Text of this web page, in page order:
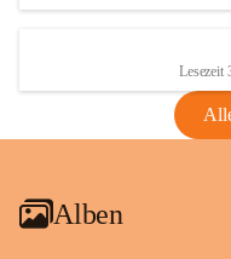
1 Seite•1,4 MB
VBl. EU Nr. 18_2026
Lesezeit
Alben